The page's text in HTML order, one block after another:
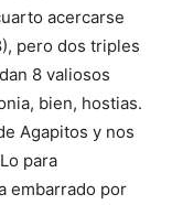
acercarse
pero dos triples
8 valiosos
bien, hostias.
Agapitos y nos
para
embarrado por